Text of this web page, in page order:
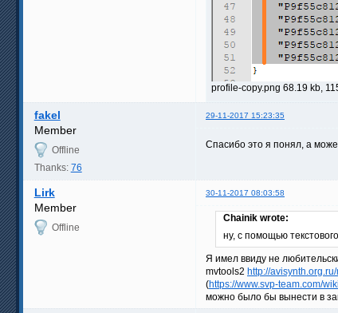
profile-copy.png 68.19 kb,
fakel 29-11-2017 15:23:35
Member
Offline
Thanks: 76
Спасибо это я понял, а
Lirk 30-11-2017 08:03:58
Member
Offline
Chainik wrote:
ну, с помощью
Я имел ввиду не
mvtools2 http://
(https://www.svp-team.com/
можно было бы вынести в